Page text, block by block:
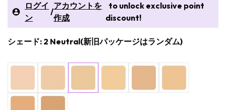
ログイ
ン
/
アカウントを
作成
to unlock exclusive point
discount!
シェード: 2 Neutral(新旧パッケージはランダム)